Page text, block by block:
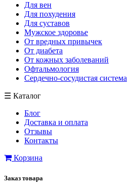
Для вен
Для похудения
Для суставов
Мужское здоровье
От вредных привычек
От диабета
От кожных заболеваний
Офтальмология
Сердечно-сосудистая система
☰ Каталог
Блог
Доставка и оплата
Отзывы
Контакты
Корзина
Заказ товара